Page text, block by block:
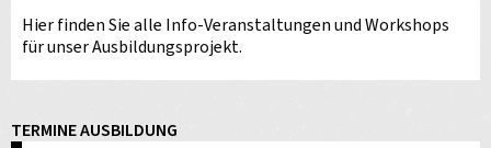
Hier finden Sie alle Info-Veranstaltungen und Workshops
für unser Ausbildungsprojekt.
TERMINE AUSBILDUNG